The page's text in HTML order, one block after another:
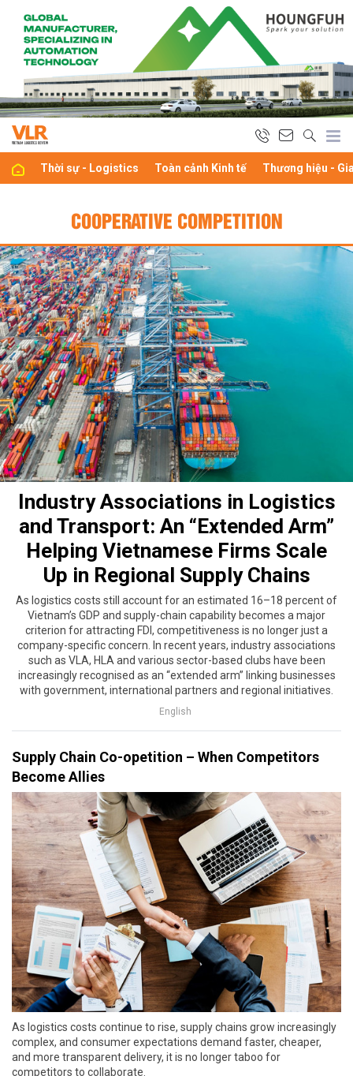
Thời sự - Logistics Toàn cảnh Kinh tế Thương hiệu -
COOPERATIVE COMPETITION
Industry Associations in Logistics
and Transport: An “Extended Arm”
Helping Vietnamese Firms Scale
Up in Regional Supply Chains
As logistics costs still account for an estimated 16–18 percent of
Vietnam’s GDP and supply-chain capability becomes a major
criterion for attracting FDI, competitiveness is no longer just a
company-specific concern. In recent years, industry associations
such as VLA, HLA and various sector-based clubs have been
increasingly recognised as an “extended arm” linking businesses
with government, international partners and regional initiatives.
English
Supply Chain Co-opetition – When Competitors
Become Allies
As logistics costs continue to rise, supply chains grow increasingly
complex, and consumer expectations demand faster, cheaper,
and more transparent delivery, it is no longer taboo for
competitors to collaborate.